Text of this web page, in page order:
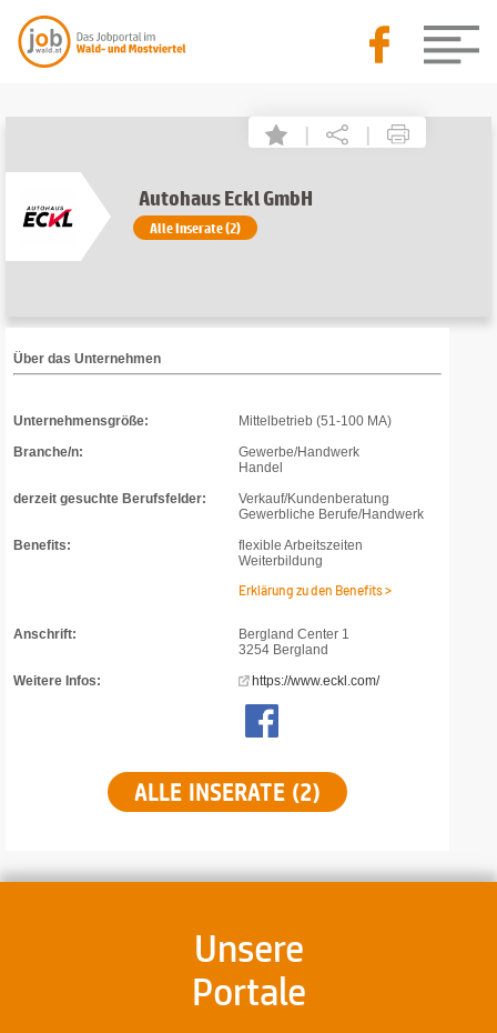
| |
Autohaus Eckl GmbH
Alle Inserate (2)
Über das Unternehmen
Unternehmensgröße:
Mittelbetrieb (51-100 MA)
Branche/n:
Gewerbe/Handwerk
Handel
derzeit gesuchte Berufsfelder:
Verkauf/Kundenberatung
Gewerbliche Berufe/Handwerk
Benefits:
flexible Arbeitszeiten
Weiterbildung
Erklärung zu den Benefits >
Anschrift:
Bergland Center 1
3254 Bergland
Weitere Infos:
https://www.eckl.com/
ALLE INSERATE (2)
Unsere
Portale